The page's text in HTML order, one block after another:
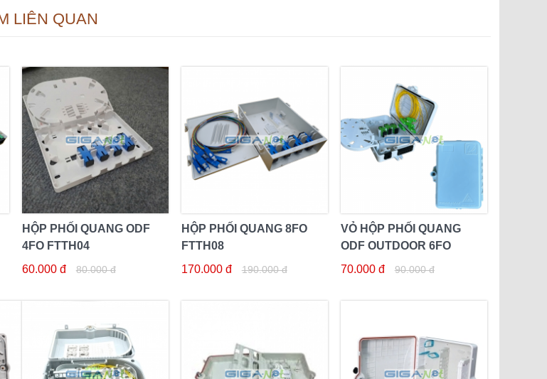
LIÊN QUAN
HỘP PHỐI QUANG ODF
4FO FTTH04
60.000 đ
80.000 đ
HỘP PHỐI QUANG 8FO
FTTH08
170.000 đ
190.000 đ
VỎ HỘP PHỐI QUANG
ODF OUTDOOR 6FO
(OTB6)
70.000 đ 90.000 đ